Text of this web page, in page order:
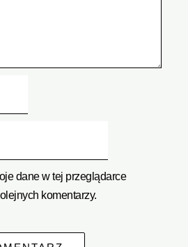
dane w tej przeglądarce
komentarzy.